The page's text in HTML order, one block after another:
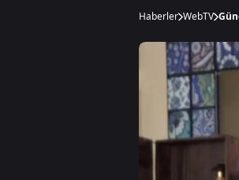
Haberler WebTV